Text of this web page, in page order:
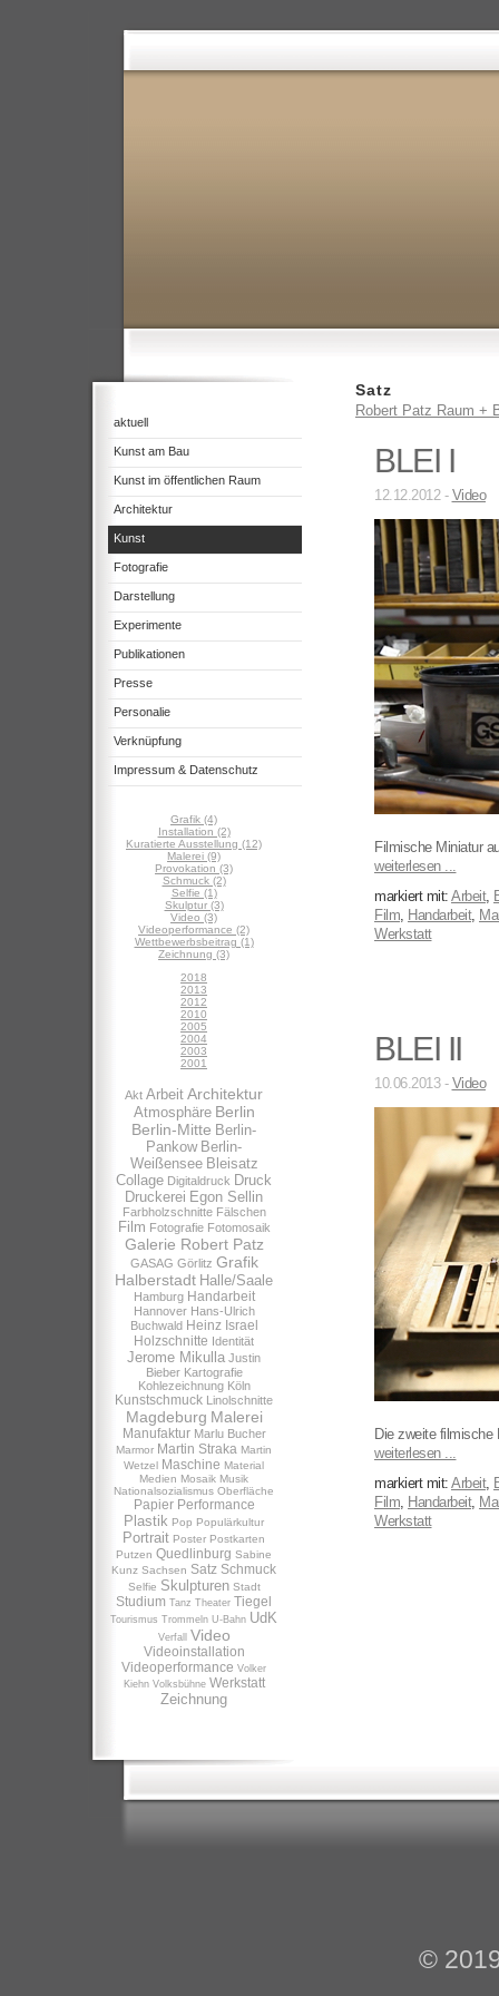
aktuell
Kunst am Bau
Kunst im öffentlichen Raum
Architektur
Kunst
Fotografie
Darstellung
Experimente
Publikationen
Presse
Personalie
Verknüpfung
Impressum & Datenschutz
Grafik (4)
Installation (2)
Kuratierte Ausstellung (12)
Malerei (9)
Provokation (3)
Schmuck (2)
Selfie (1)
Skulptur (3)
Video (3)
Videoperformance (2)
Wettbewerbsbeitrag (1)
Zeichnung (3)
2018
2013
2012
2010
2005
2004
2003
2001
Akt Arbeit Architektur
Atmosphäre Berlin
Berlin-Mitte Berlin-
Pankow Berlin-
Weißensee Bleisatz
Collage Digitaldruck Druck
Druckerei Egon Sellin
Farbholzschnitte Fälschen
Film Fotografie Fotomosaik
Galerie Robert Patz
GASAG Görlitz Grafik
Halberstadt Halle/Saale
Hamburg Handarbeit
Hannover Hans-Ulrich
Buchwald Heinz Israel
Holzschnitte Identität
Jerome Mikulla Justin
Bieber Kartografie
Kohlezeichnung Köln
Kunstschmuck Linolschnitte
Magdeburg Malerei
Manufaktur Marlu Bucher
Marmor Martin Straka Martin
Wetzel Maschine Material
Medien Mosaik Musik
Nationalsozialismus Oberfläche
Papier Performance
Plastik Pop Populärkultur
Portrait Poster Postkarten
Putzen Quedlinburg Sabine
Kunz Sachsen Satz Schmuck
Selfie Skulpturen Stadt
Studium Tanz Theater Tiegel
Tourismus Trommeln U-Bahn UdK
Verfall Video
Videoinstallation
Videoperformance Volker
Kiehn Volksbühne Werkstatt
Zeichnung
Satz
Robert Patz Raum +
BLEI I
12.12.2012 - Video
Filmische Miniatur
weiterlesen ...
markiert mit: Arbeit,
Film, Handarbeit,
Werkstatt
BLEI II
10.06.2013 - Video
Die zweite filmische
weiterlesen ...
markiert mit: Arbeit,
Film, Handarbeit,
Werkstatt
©